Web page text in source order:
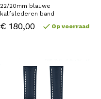
22/20mm blauwe
kalfslederen band
€ 180,00 Op voorraad